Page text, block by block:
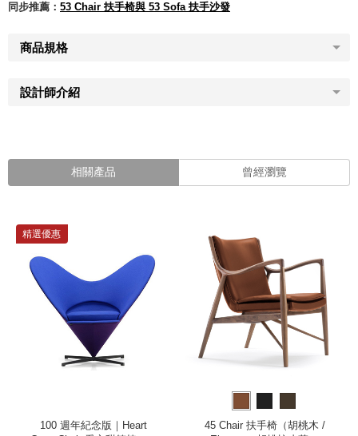
同步推薦： 53 Chair 扶手椅與 53 Sofa 扶手沙發
商品規格
設計師介紹
相關產品 曾經瀏覽
精選優惠
100 週年紀念版｜Heart
45 Chair 扶手椅（胡桃木 /